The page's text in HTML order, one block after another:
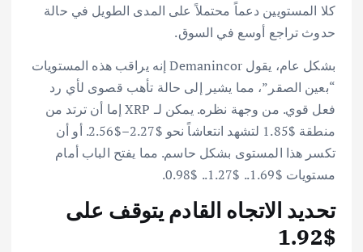
كلا المستويين دعماً محتملاً على المدى الطويل في حالة
حدوث تراجع أوسع في السوق.
بشكل عام، يقول Demanincor إنه يراقب هذه المستويات
“بعين الصقر”، مما يشير إلى حالة تأهب قصوى لأي رد
فعل قوي. من وجهة نظره. يمكن لـ XRP إما أن ترتد من
منطقة $1.85 لتشهد انتعاشاً نحو $2.27–$2.56. أو أن
تكسر هذا المستوى بشكل حاسم. مما يفتح الباب أمام
مستويات $1.69.. $1.27.. $0.98.
تحديد الاتجاه القادم يتوقف على
$1.92